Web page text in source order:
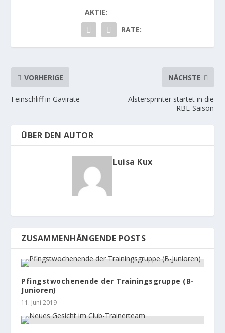
AKTIE:
RATE:
VORHERIGE
Feinschliff in Gavirate
NÄCHSTE
Alstersprinter startet in die
RBL-Saison
ÜBER DEN AUTOR
Luisa Kux
ZUSAMMENHÄNGENDE POSTS
Pfingstwochenende der Trainingsgruppe (B-
Junioren)
11. Juni 2019